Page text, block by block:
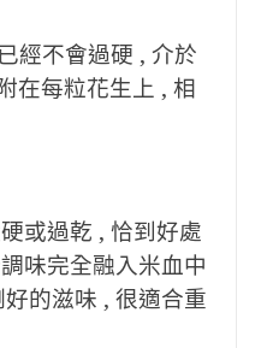
經不會過硬 , 介於
在每粒花生上 , 相
或過乾 , 恰到好處
味完全融入米血中
的滋味 , 很適合重